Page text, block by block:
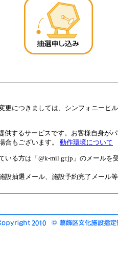
更につきましては、シンフォニーヒ
するサービスです。お客様自身が
合もございます。 動作環境について
る方は「@k-mil.gr.jp」のメールを
抽選メール、施設予約完了メール等